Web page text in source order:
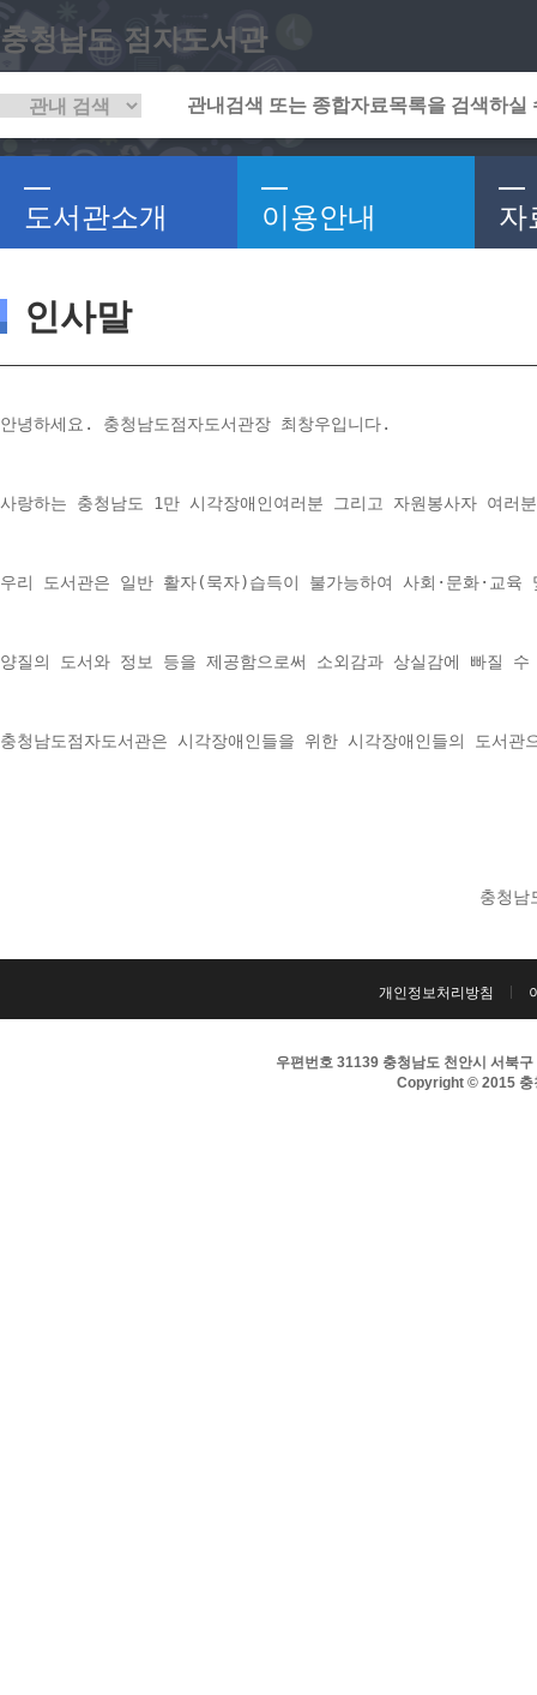
충청남도 점자도서관
도서관소개 이용안내 자
인사말
안녕하세요. 충청남도점자도서관장 최창우입니다.
사랑하는 충청남도 1만 시각장애인여러분 그리고 자원봉사자 여
우리 도서관은 일반 활자(묵자)습득이 불가능하여 사회·문화·교
양질의 도서와 정보 등을 제공함으로써 소외감과 상실감에 빠질
충청남도점자도서관은 시각장애인들을 위한 시각장애인들의 도서
충청남
개인정보처리방침
우편번호 31139 충청남도 천안시 서북
Copyright © 2015 충